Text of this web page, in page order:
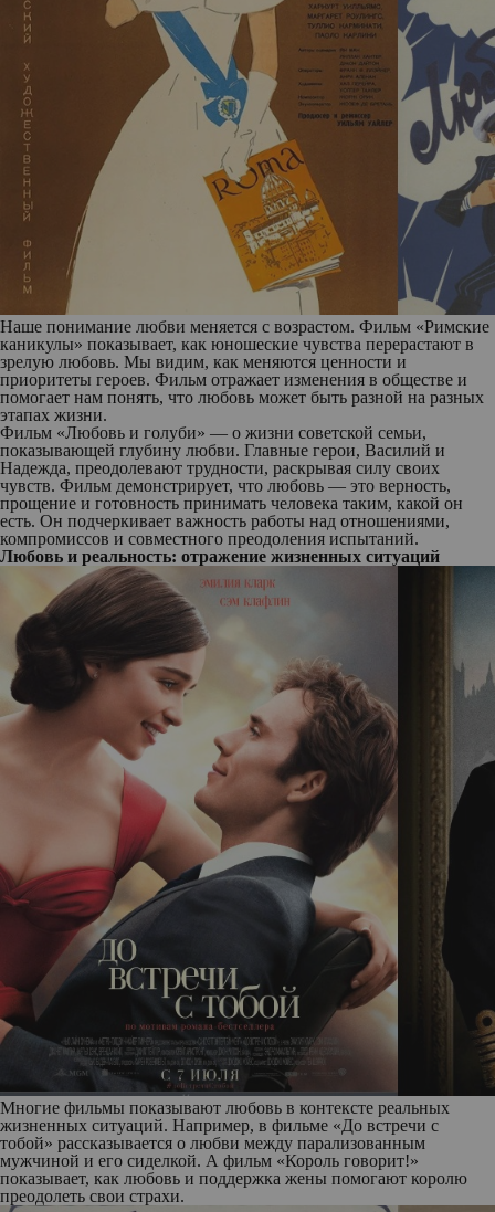
Наше понимание любви меняется с возрастом. Фильм «Римские
каникулы» показывает, как юношеские чувства перерастают в
зрелую любовь. Мы видим, как меняются ценности и
приоритеты героев. Фильм отражает изменения в обществе и
помогает нам понять, что любовь может быть разной на разных
этапах жизни.
Фильм «Любовь и голуби» — о жизни советской семьи,
показывающей глубину любви. Главные герои, Василий и
Надежда, преодолевают трудности, раскрывая силу своих
чувств. Фильм демонстрирует, что любовь — это верность,
прощение и готовность принимать человека таким, какой он
есть. Он подчеркивает важность работы над отношениями,
компромиссов и совместного преодоления испытаний.
Любовь и реальность: отражение жизненных ситуаций
Многие фильмы показывают любовь в контексте реальных
жизненных ситуаций. Например, в фильме «До встречи с
тобой» рассказывается о любви между парализованным
мужчиной и его сиделкой. А фильм «Король говорит!»
показывает, как любовь и поддержка жены помогают королю
преодолеть свои страхи.